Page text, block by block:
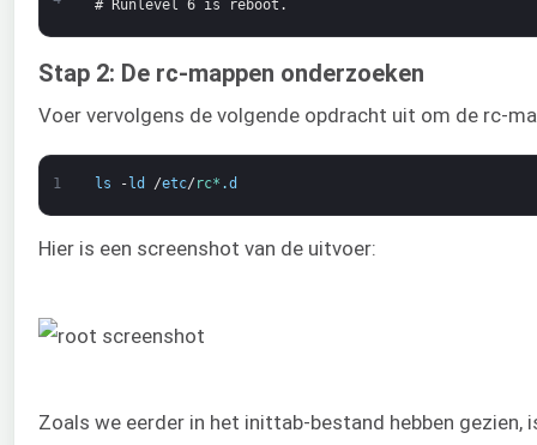
# Runlevel 6 is reboot.
Stap 2: De rc-mappen onderzoeken
Voer vervolgens de volgende opdracht uit om de rc-
1 ls - ld /etc/ rc* .d
Hier is een screenshot van de uitvoer:
Zoals we eerder in het inittab-bestand hebben